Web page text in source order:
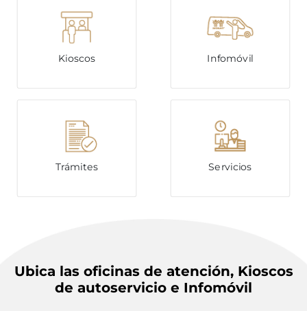
Kioscos Infomóvil
Trámites Servicios
Ubica las oficinas de atención, Kioscos
de autoservicio e Infomóvil